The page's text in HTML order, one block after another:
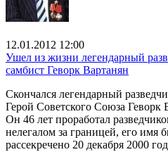
12.01.2012 12:00
Ушел из жизни легендарный
самбист Геворк Вартанян
Скончался легендарный
Герой Советского Союза Геворк
Он 46 лет проработал
нелегалом за границей, его имя
рассекречено 20 декабря 2000